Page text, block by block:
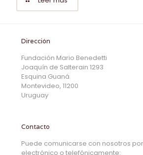
Dirección
Fundación Mario Benedetti
Joaquín de Salterain 1293
Esquina Guaná
Montevideo, 11200
Uruguay
Contacto
Puede comunicarse con nosotros
electrónico o telefónicamente: